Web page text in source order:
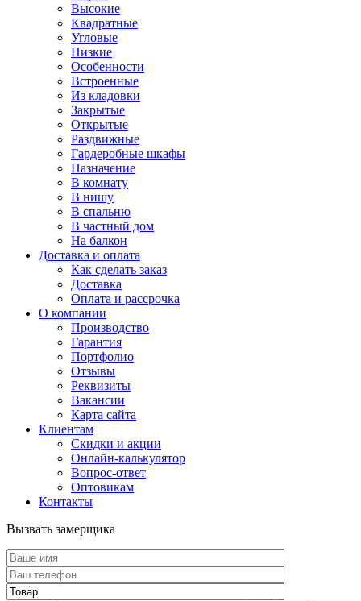
Высокие
Квадратные
Угловые
Низкие
Особенности
Встроенные
Из кладовки
Закрытые
Открытые
Раздвижные
Гардеробные шкафы
Назначение
В комнату
В нишу
В спальню
В частный дом
На балкон
Доставка и оплата
Как сделать заказ
Доставка
Оплата и рассрочка
О компании
Производство
Гарантия
Портфолио
Отзывы
Реквизиты
Вакансии
Карта сайта
Клиентам
Скидки и акции
Онлайн-калькулятор
Вопрос-ответ
Оптовикам
Контакты
Вызвать замерщика